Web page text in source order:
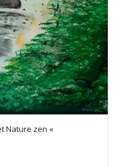
Nature zen «